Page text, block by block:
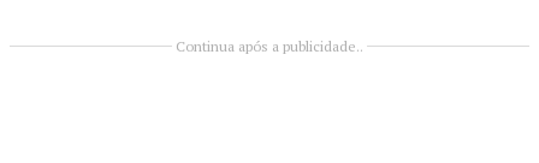
Continua após a publicidade..